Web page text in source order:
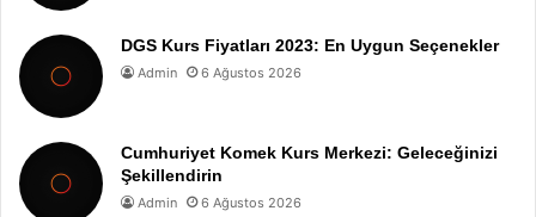
DGS Kurs Fiyatları 2023: En Uygun Seçenekler
Admin 6 Ağustos 2026
Cumhuriyet Komek Kurs Merkezi: Geleceğinizi
Şekillendirin
Admin 6 Ağustos 2026